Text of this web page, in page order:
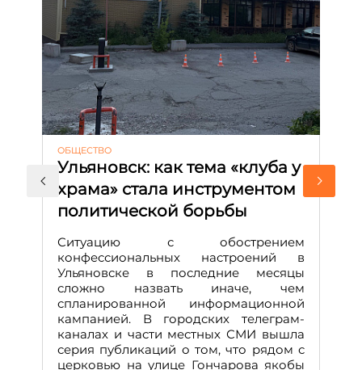
ОБЩЕСТВО
Ульяновск: как тема «клуба у
храма» стала инструментом
политической борьбы
Ситуацию с обострением
конфессиональных настроений в
Ульяновске в последние месяцы
сложно назвать иначе, чем
спланированной информационной
кампанией. В городских телеграм-
каналах и части местных СМИ вышла
серия публикаций о том, что рядом с
церковью на улице Гончарова якобы